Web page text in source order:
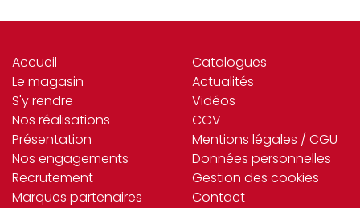
Accueil
Le magasin
S'y rendre
Nos réalisations
Présentation
Nos engagements
Recrutement
Marques partenaires
Catalogues
Actualités
Vidéos
CGV
Mentions légales / CGU
Données personnelles
Gestion des cookies
Contact